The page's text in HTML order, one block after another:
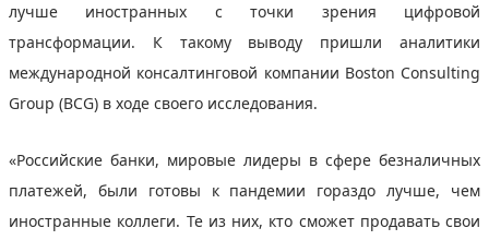
лучше иностранных с точки зрения цифровой
трансформации. К такому выводу пришли аналитики
международной консалтинговой компании Boston Consulting
Group (BCG) в ходе своего исследования.
«Российские банки, мировые лидеры в сфере безналичных
платежей, были готовы к пандемии гораздо лучше, чем
иностранные коллеги. Те из них, кто сможет продавать свои